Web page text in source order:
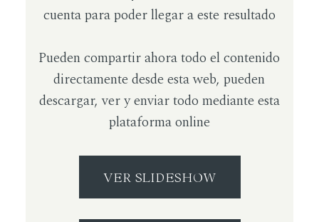
cuenta para poder llegar a este resultado
Pueden compartir ahora todo el contenido
directamente desde esta web, pueden
descargar, ver y enviar todo mediante esta
plataforma online
VER SLIDESHOW